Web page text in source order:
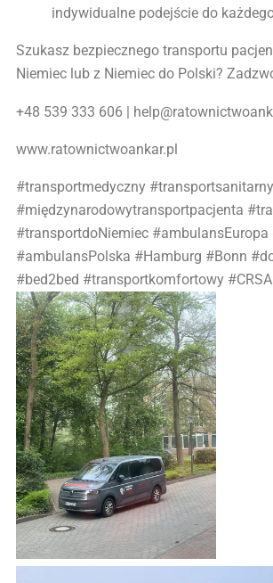
indywidualne podejście do
Szukasz bezpiecznego transportu
Niemiec lub z Niemiec do Polski?
+48 539 333 606 |
www.ratownictwoankar.pl
#transportmedyczny #transportsanitarny
#międzynarodowytransportpacjenta
#transportdoNiemiec
#ambulansPolska #Hamburg #Bonn
#bed2bed #transportkomfortowy